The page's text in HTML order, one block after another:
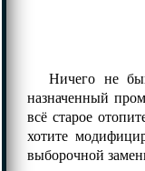
Ничего не
назначенный
всё старое
хотите
выборочной